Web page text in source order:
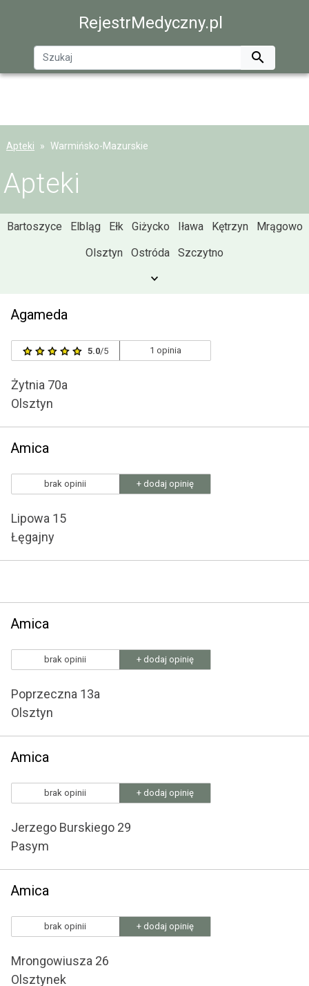
RejestrMedyczny.pl

Apteki Warmińsko-Mazurskie
Apteki
Bartoszyce Elbląg Ełk Giżycko Iława Kętrzyn
Mrągowo
Olsztyn
Ostróda Szczytno
Agameda
5.0/5 1 opinia
Żytnia 70a
Olsztyn
Amica
brak opinii + dodaj opinię
Lipowa 15
Łęgajny
Amica
brak opinii + dodaj opinię
Poprzeczna 13a
Olsztyn
Amica
brak opinii + dodaj opinię
Jerzego Burskiego 29
Pasym
Amica
brak opinii + dodaj opinię
Mrongowiusza 26
Olsztynek